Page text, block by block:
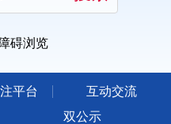
碍浏览
平台
互动交流
双公示